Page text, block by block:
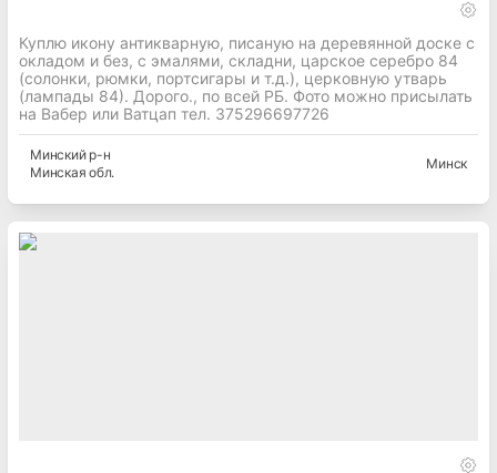
Куплю икону антикварную, писаную на деревянной доске c
окладом и без, с эмалями, складни, царское серебро 84
(солонки, рюмки, портсигары и т.д.), церковную утварь
(лампады 84). Дорого., по всей РБ. Фото можно присылать
на Вабер или Ватцап тел. 375296697726
Минскийр-н
Минская обл.
Минск